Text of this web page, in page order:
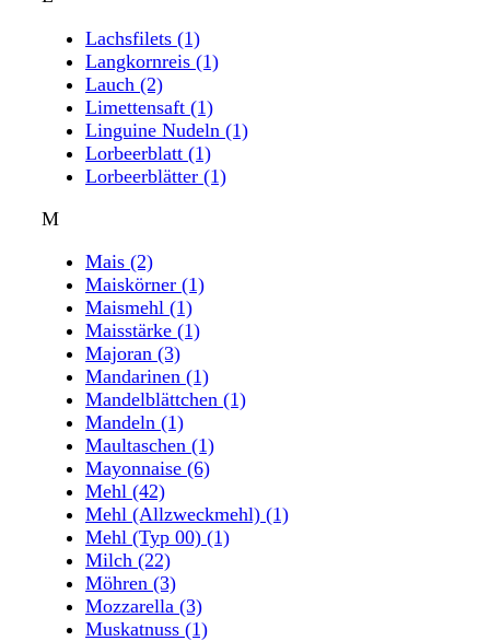
Lachsfilets (1)
Langkornreis (1)
Lauch (2)
Limettensaft (1)
Linguine Nudeln (1)
Lorbeerblatt (1)
Lorbeerblätter (1)
M
Mais (2)
Maiskörner (1)
Maismehl (1)
Maisstärke (1)
Majoran (3)
Mandarinen (1)
Mandelblättchen (1)
Mandeln (1)
Maultaschen (1)
Mayonnaise (6)
Mehl (42)
Mehl (Allzweckmehl) (1)
Mehl (Typ 00) (1)
Milch (22)
Möhren (3)
Mozzarella (3)
Muskatnuss (1)